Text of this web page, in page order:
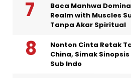
Baca Manhwa
Realm with Muscles
Tanpa Akar Spiritual
Nonton Cinta Retak
China, Simak
Sub Indo